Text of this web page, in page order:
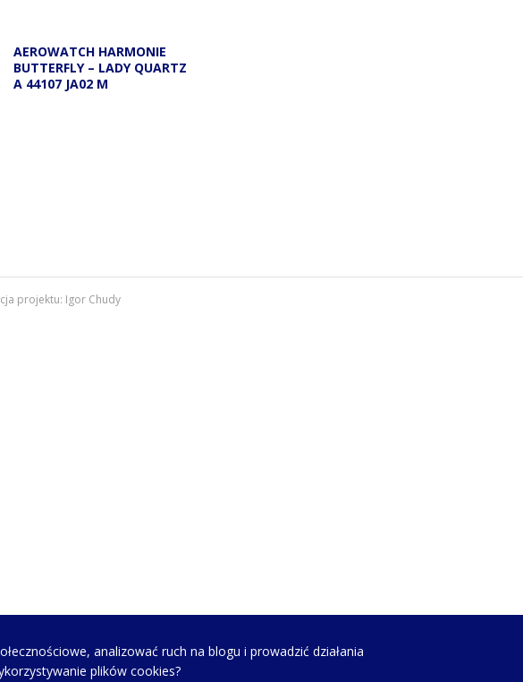
AEROWATCH HARMONIE
BUTTERFLY – LADY QUARTZ
A 44107 JA02 M
projektu: Igor Chudy
analizować ruch na blogu i prowadzić działania
plików cookies?